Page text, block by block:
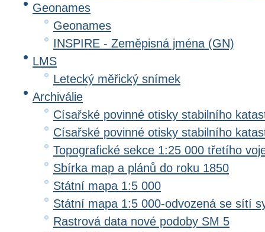
Geonames
Geonames
INSPIRE - Zeměpisná jména (GN)
LMS
Letecký měřický snímek
Archiválie
Císařské povinné otisky stabilního
Císařské povinné otisky stabilního
Topografické sekce 1:25 000 třetího
Sbírka map a plánů do roku 1850
Státní mapa 1:5 000
Státní mapa 1:5 000-odvozená se sítí
Rastrová data nové podoby SM 5